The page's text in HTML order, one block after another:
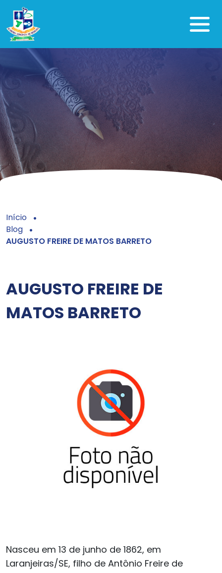
Início
Blog
AUGUSTO FREIRE DE MATOS BARRETO
AUGUSTO FREIRE DE
MATOS BARRETO
Nasceu em 13 de junho de 1862, em
Laranjeiras/SE, filho de Antônio Freire de